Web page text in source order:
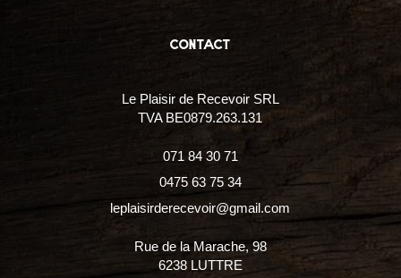
contact
Le Plaisir de Recevoir SRL
TVA BE0879.263.131
071 84 30 71
0475 63 75 34
leplaisirderecevoir@gmail.com
Rue de la Marache, 98
6238 LUTTRE